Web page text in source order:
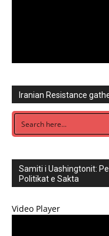
Iranian Resistance
Samiti i Uashingtonit:
Politikat e Sakta
Video Player